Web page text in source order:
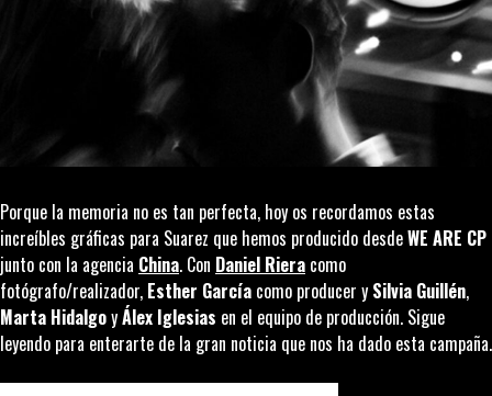
Porque la memoria no es tan perfecta, hoy os recordamos estas
increíbles gráficas para Suarez que hemos producido desdeWE ARE CP
junto con la agencia China. Con Daniel Riera como
fotógrafo/realizador, Esther García como producer y Silvia Guillén,
Marta HidalgoyÁlex Iglesias en el equipo de producción. Sigue
leyendo para enterarte de la gran noticia que nos ha dado esta campaña.